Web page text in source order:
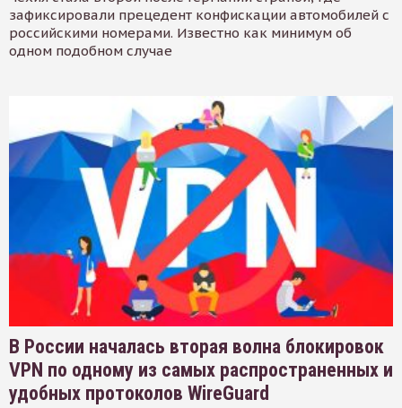
зафиксировали прецедент конфискации автомобилей с
российскими номерами. Известно как минимум об
одном подобном случае
В России началась вторая волна блокировок
VPN по одному из самых распространенных и
удобных протоколов WireGuard